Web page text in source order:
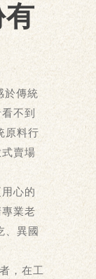
有
於傳統
不到
原料行
賣場
心的
業老
、異國
，在工